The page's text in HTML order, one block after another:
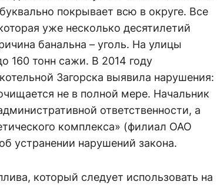
покрывает всю в округе. Все
уже несколько десятилетий
банальна – уголь. На улицы
160 тонн сажи. В 2014 году
Загорска выявила нарушения:
не в полной мере. Начальник
ответственности, а
комплекса» (филиал ОАО
устранении нарушений закона.
который следует использовать на